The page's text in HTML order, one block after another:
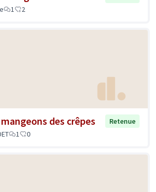
1 2
des crêpes
Retenue
1 0